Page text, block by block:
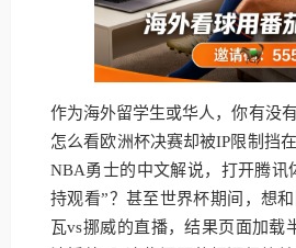
作为海外留学生或华人，你有没
怎么看欧洲杯决赛却被IP限制挡
NBA勇士的中文解说，打开腾讯
持观看”？甚至世界杯期间，想
瓦vs挪威的直播，结果页面加载